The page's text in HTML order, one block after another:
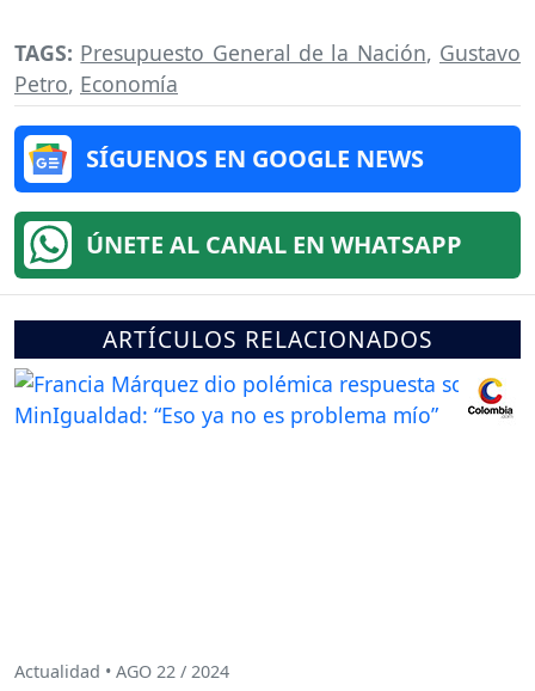
TAGS: Presupuesto General de la Nación, Gustavo
Petro, Economía
SÍGUENOS EN GOOGLE NEWS
ÚNETE AL CANAL EN WHATSAPP
ARTÍCULOS RELACIONADOS
Actualidad • AGO 22 / 2024